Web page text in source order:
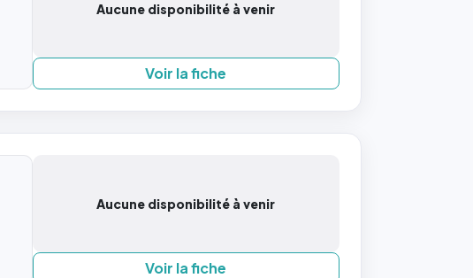
Aucune disponibilité à venir
Voir la fiche
Aucune disponibilité à venir
Voir la fiche